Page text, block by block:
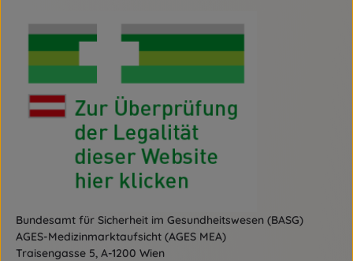
Bundesamt für Sicherheit im Gesundheitswesen (BASG)
AGES-Medizinmarktaufsicht (AGES MEA)
Traisengasse 5, A-1200 Wien